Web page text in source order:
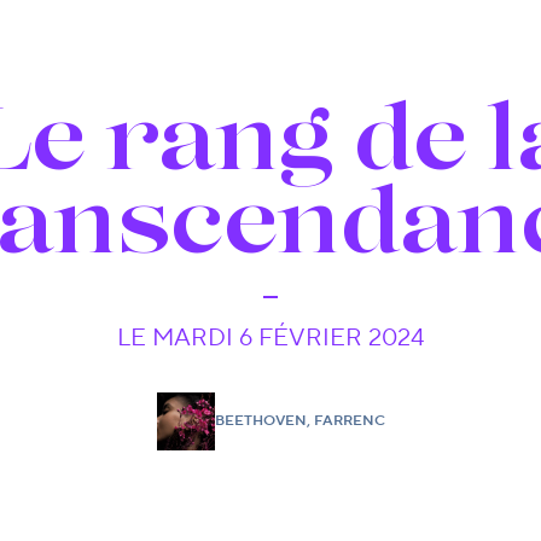
rang de
LE MARDI 6 FÉVRIER 2024
BEETHOVEN, FARRENC